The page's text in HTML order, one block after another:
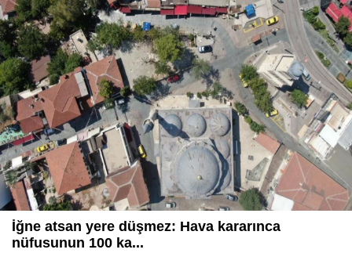
İğne atsan yere düşmez: Hava kararınca
nüfusunun 100 ka...